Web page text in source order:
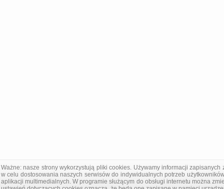
Ważne: nasze strony wykorzystują pliki cookies. Używamy informacji
w celu dostosowania naszych serwisów do indywidualnych potrzeb
aplikacji multimedialnych. W programie służącym do obsługi internetu można